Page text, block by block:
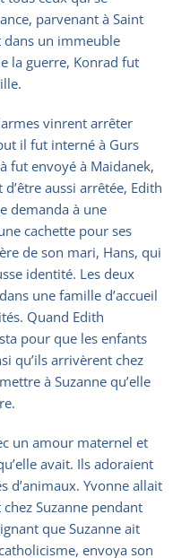
parvenant à Saint
dans un immeuble
la guerre, Konrad fut
vinrent arrêter
il fut interné à Gurs
fut envoyé à Maidanek,
aussi arrêtée, Edith
demanda à une
cachette pour ses
de son mari, Hans, qui
identité. Les deux
une famille d’accueil
Quand Edith
pour que les enfants
qu’ils arrivèrent chez
à Suzanne qu’elle
un amour maternel et
avait. Ils adoraient
d’animaux. Yvonne allait
Suzanne pendant
que Suzanne ait
envoya son